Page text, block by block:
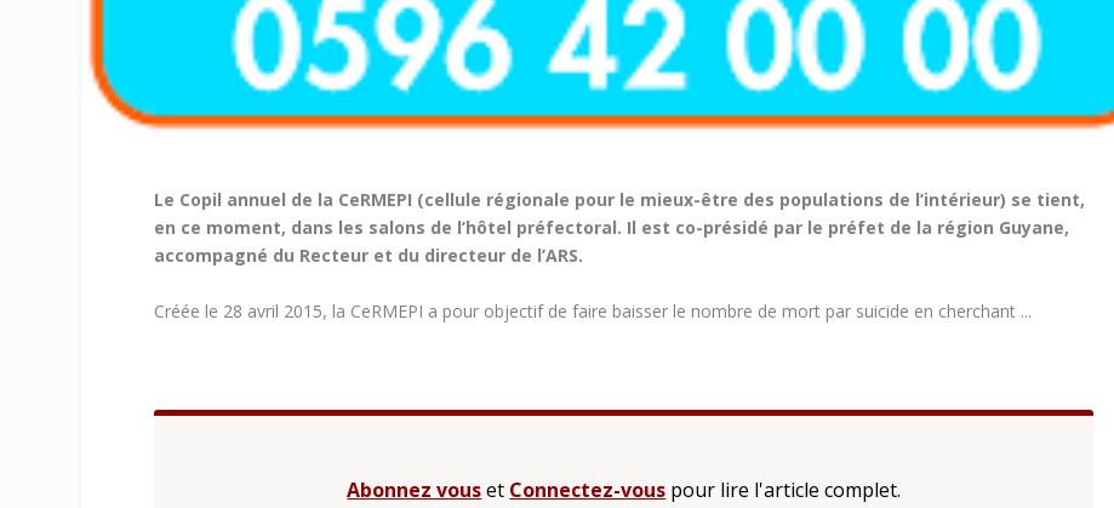
Le Copil annuel de la CeRMEPI (cellule régionale pour le mieux-être des populations de l’intérieur) se tient,
en ce moment, dans les salons de l’hôtel préfectoral. Il est co-présidé par le préfet de la région Guyane,
accompagné du Recteur et du directeur de l’ARS.
Créée le 28 avril 2015, la CeRMEPI a pour objectif de faire baisser le nombre de mort par suicide en cherchant ...
Abonnez vouset Connectez-vous pour lire l'article complet.